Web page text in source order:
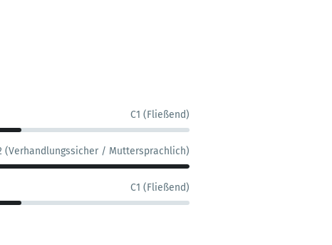
C1 (Fließend)
(Verhandlungssicher / Muttersprachlich)
C1 (Fließend)